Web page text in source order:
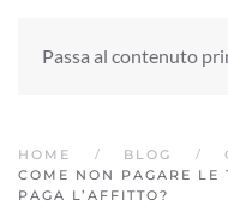
Passa al contenuto
HOME BLOG
COME NON PAGARE LE
PAGA L’AFFITTO?